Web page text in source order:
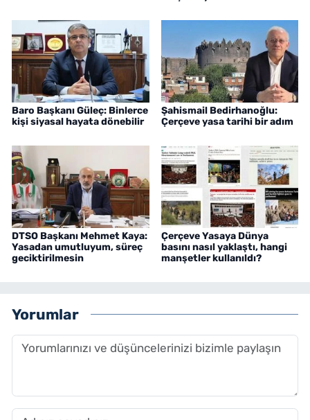
Baro Başkanı Güleç: Binlerce
kişi siyasal hayata dönebilir
Şahismail Bedirhanoğlu:
Çerçeve yasa tarihi bir adım
DTSO Başkanı Mehmet Kaya:
Yasadan umutluyum, süreç
geciktirilmesin
Çerçeve Yasaya Dünya
basını nasıl yaklaştı, hangi
manşetler kullanıldı?
Yorumlar